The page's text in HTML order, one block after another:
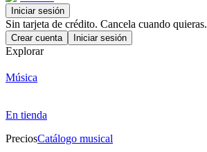
Iniciar sesión
Sin tarjeta de crédito. Cancela cuando quieras.
Crear cuenta Iniciar sesión
Explorar
Música
En tienda
PreciosCatálogo musical